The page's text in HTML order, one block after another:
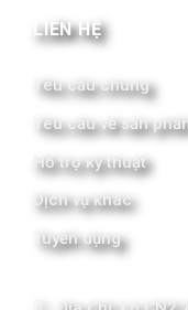
LIÊN HỆ
Yêu cầu chung
Yêu cầu về sản
Hỗ trợ kỹ thuật
Dịch vụ khác
Tuyển dụng